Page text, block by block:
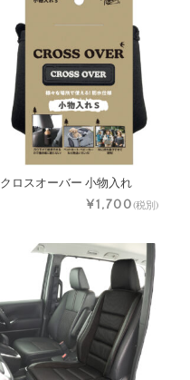
クロスオーバー 小物入れ
¥1,700(税別)